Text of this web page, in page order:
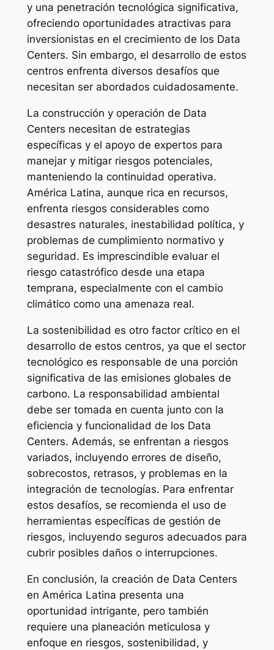
y una penetración tecnológica significativa,
ofreciendo oportunidades atractivas para
inversionistas en el crecimiento de los Data
Centers. Sin embargo, el desarrollo de estos
centros enfrenta diversos desafíos que
necesitan ser abordados cuidadosamente.
La construcción y operación de Data
Centers necesitan de estrategias
específicas y el apoyo de expertos para
manejar y mitigar riesgos potenciales,
manteniendo la continuidad operativa.
América Latina, aunque rica en recursos,
enfrenta riesgos considerables como
desastres naturales, inestabilidad política, y
problemas de cumplimiento normativo y
seguridad. Es imprescindible evaluar el
riesgo catastrófico desde una etapa
temprana, especialmente con el cambio
climático como una amenaza real.
La sostenibilidad es otro factor crítico en el
desarrollo de estos centros, ya que el sector
tecnológico es responsable de una porción
significativa de las emisiones globales de
carbono. La responsabilidad ambiental
debe ser tomada en cuenta junto con la
eficiencia y funcionalidad de los Data
Centers. Además, se enfrentan a riesgos
variados, incluyendo errores de diseño,
sobrecostos, retrasos, y problemas en la
integración de tecnologías. Para enfrentar
estos desafíos, se recomienda el uso de
herramientas específicas de gestión de
riesgos, incluyendo seguros adecuados para
cubrir posibles daños o interrupciones.
En conclusión, la creación de Data Centers
en América Latina presenta una
oportunidad intrigante, pero también
requiere una planeación meticulosa y
enfoque en riesgos, sostenibilidad, y